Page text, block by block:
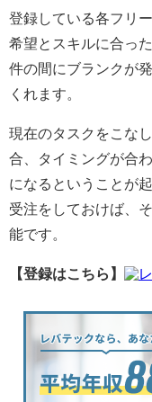
登録している各フリ
希望とスキルに合っ
件の間にブランクが
くれます。
現在のタスクをこな
合、タイミングが合
になるということが
受注をしておけば、
能です。
【登録はこちら】